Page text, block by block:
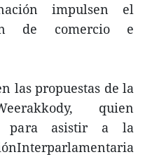
impulsen el
de comercio e
las propuestas de la
quien
para asistir a la